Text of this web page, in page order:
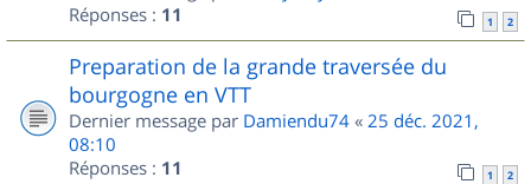
Réponses : 11 1 2
Preparation de la grande traversée du
bourgogne en VTT
Dernier message par Damiendu74 « 25 déc. 2021,
08:10
Réponses : 11 1 2